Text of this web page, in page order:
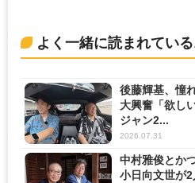
よく一緒に読まれてい
後藤輝基、憧
大興奮「欲し
ジャン2...
2026.07.31
中村雅俊とか
小日向文世が